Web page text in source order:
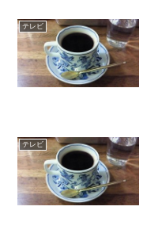
テレビ
テレビ